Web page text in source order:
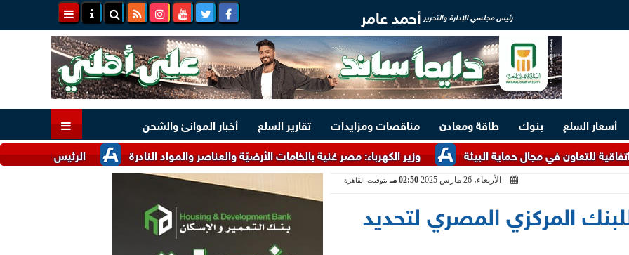
رئيس مجلسي الإدارة والتحرير أحمد عامر
أسعار السلع بنوك طاقة ومعادن مناقصات ومزايدات تقارير السلع
أخبار الموانئ والشحن
الرئيس السيسي وملك البحرين
وزير الكهرباء: مصر غنية بالخامات الأرضيّة والعناصر والمواد النادرة في مجال حماية البيئة
الأربعاء، 26 مارس 2025 02:50 مـ بتوقيت القاهرة
المركزي المصري لتحديد